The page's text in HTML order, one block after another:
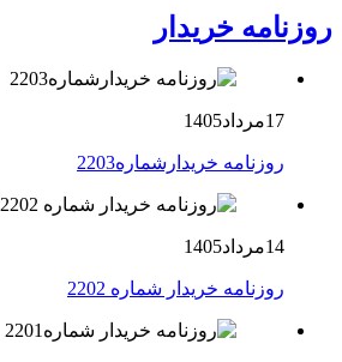
روزنامه خریدار
17مرداد1405
روزنامه خریدارشماره2203
14مرداد1405
روزنامه خریدار شماره 2202